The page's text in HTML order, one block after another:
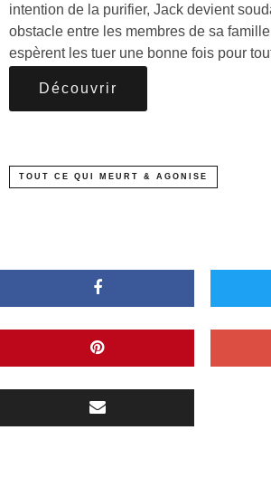
intention de la purifier, Jack devient
obstacle entre les membres de sa
espèrent les tuer une bonne fois pour
Découvrir
TOUT CE QUI MEURT & AGONISE